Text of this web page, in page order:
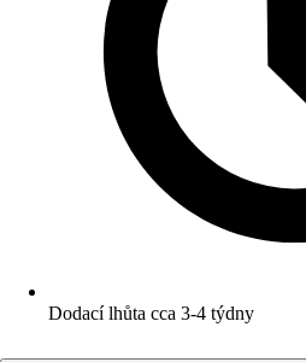
Dodací lhůta cca 3-4 týdny